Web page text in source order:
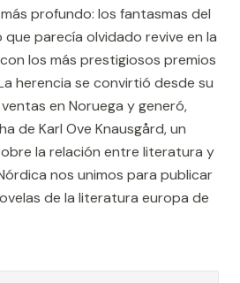
profundo: los fantasmas del
parecía olvidado revive en la
los más prestigiosos premios
herencia se convirtió desde su
en Noruega y generó,
de Karl Ove Knausgård, un
la relación entre literatura y
nos unimos para publicar
de la literatura europa de